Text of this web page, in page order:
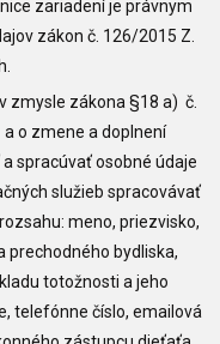
zariadení je právnym
zákon č. 126/2015 Z.
zmysle zákona §18 a) č.
o zmene a doplnení
spracúvať osobné údaje
služieb spracovávať
meno, priezvisko,
prechodného bydliska,
totožnosti a jeho
telefónne číslo, emailová